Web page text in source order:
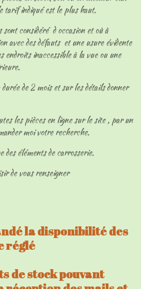
tarif indiqué est le plus haut.
considéré d occasion et où à
avec des défauts et une usure évidente
endroits inaccessible à la vue ou une
de 2 mois et sur les détails donner
les pièces en ligne sur le site , par un
moi votre recherche.
des éléments de carrosserie.
de vous renseigner
la disponibilité des
réglé
de stock pouvant